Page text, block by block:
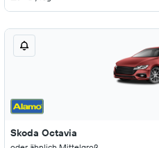
Skoda Octavia